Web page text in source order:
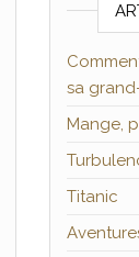
sa
Mange,
Titanic